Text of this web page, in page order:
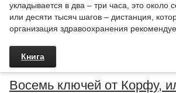
укладывается в два – три часа, это около
или десяти тысяч шагов – дистанция,
организация здравоохранения
Книга
Восемь ключей от Корфу,